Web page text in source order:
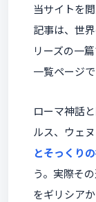
当サイトを
記事は、世
リーズの一篇
一覧ページで
ローマ神話
ルス、ウェ
とそっくり
う。実際そ
をギリシア